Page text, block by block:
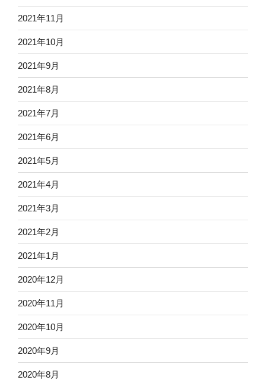
2021年11月
2021年10月
2021年9月
2021年8月
2021年7月
2021年6月
2021年5月
2021年4月
2021年3月
2021年2月
2021年1月
2020年12月
2020年11月
2020年10月
2020年9月
2020年8月